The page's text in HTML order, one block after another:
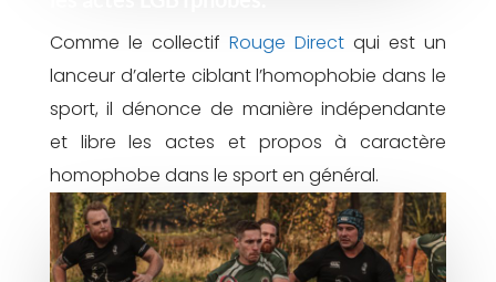
Comme le collectif Rouge Direct qui est un
lanceur d’alerte ciblant l’homophobie dans le
sport, il dénonce de manière indépendante
et libre les actes et propos à caractère
homophobe dans le sport en général.